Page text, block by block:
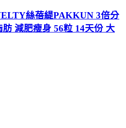
絲蓓緹PAKKUN 3倍分
減肥瘦身 56粒 14天份 大